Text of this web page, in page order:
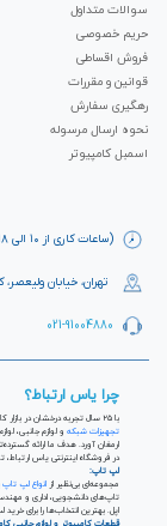
(ساعات کاری از ۱۰ الی ۱۸ و پنجشنبه تا ۱۴) بجز روزهای تعطیل
تهران، خیابان ولیعصر، کوچه ولدی، پلاک ۴۸،
021-91004880
سوالات متداول
حریم خصوصی
فروش اقساطی
قوانین و مقررات
رهگیری سفارش
نحوه ارسال مرسوله
اسمبل کامپیوتر
چرا یاس ارتباط؟
با ۲۵ سال تجربه درخشان در بازار کامپیوتر تهران، یاس ارتباط به عنوان یک فروشگاه اینترنتی کالای دیجیتال،
تجهیزات شبکه
ارمغان آورد. هدف ما ارائه
در فروشگاه اینترنتی یاس
لپ تاپ:
مجموعه‌ای بی‌نظیر از انواع لپ تاپ
اپل. بهترین انتخاب‌ها را برای خرید